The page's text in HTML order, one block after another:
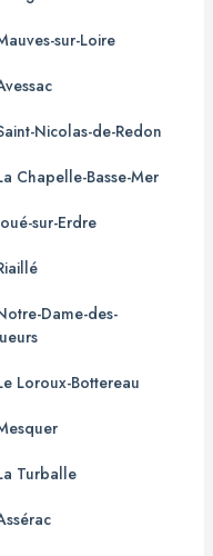
sur-Loire
Nicolas-de-Redon
Chapelle-Basse-Mer
sur-Erdre
Dame-des-
Loroux-Bottereau
Turballe